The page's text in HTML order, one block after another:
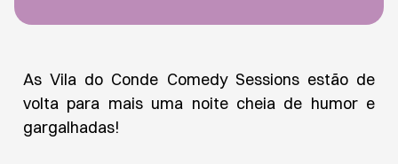
As Vila do Conde Comedy Sessions estão de
volta para mais uma noite cheia de humor e
gargalhadas!